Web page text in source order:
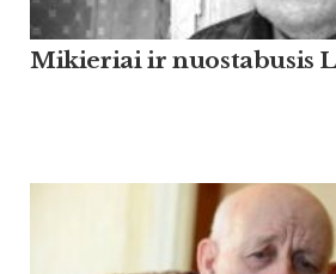
Mikieriai ir nuostabusis